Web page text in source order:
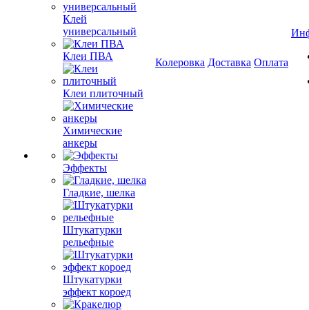
Клей
универсальный
Клеи ПВА
Клеи плиточный
Химические
анкеры
Эффекты
Гладкие, шелка
Штукатурки
рельефные
Штукатурки
эффект короед
Колеровка Доставка Оплата